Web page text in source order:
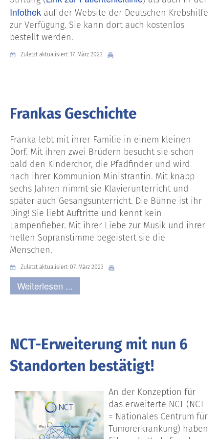
Infothek auf der Website der Deutschen Krebshilfe
zur Verfügung. Sie kann dort auch kostenlos
bestellt werden.
Zuletzt aktualisiert: 17. März 2023
Frankas Geschichte
Franka lebt mit ihrer Familie in einem kleinen
Dorf. Mit ihren zwei Brüdern besucht sie schon
bald den Kinderchor, die Pfadfinder und wird
nach ihrer Kommunion Ministrantin. Mit knapp
sechs Jahren nimmt sie Klavierunterricht und
später auch Gesangsunterricht. Die Bühne ist ihr
Ding! Sie liebt Auftritte und kennt kein
Lampenfieber. Mit ihrer Liebe zur Musik und ihrer
hellen Sopranstimme begeistert sie die
Menschen.
Zuletzt aktualisiert: 07. März 2023
Weiterlesen ...
NCT-Erweiterung mit nun 6
Standorten bestätigt!
An der Konzeption für
das erweiterte NCT (NCT
= Nationales Centrum für
Tumorerkrankung) haben